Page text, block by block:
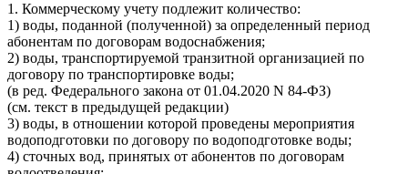
1. Коммерческому учету подлежит количество:
1) воды, поданной (полученной) за определенный период
абонентам по договорам водоснабжения;
2) воды, транспортируемой транзитной организацией по
договору по транспортировке воды;
(в ред. Федерального закона от 01.04.2020 N 84-ФЗ)
(см. текст в предыдущей редакции)
3) воды, в отношении которой проведены мероприятия
водоподготовки по договору по водоподготовке воды;
4) сточных вод, принятых от абонентов по договорам